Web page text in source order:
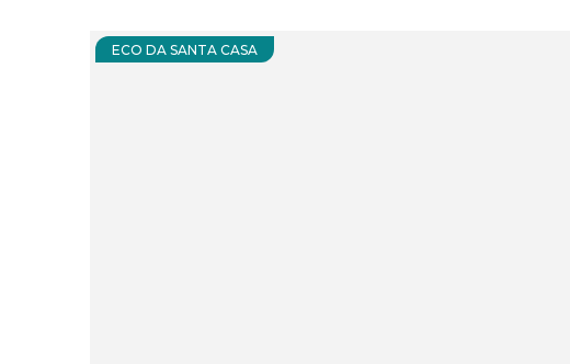
ECO DA SANTA CASA